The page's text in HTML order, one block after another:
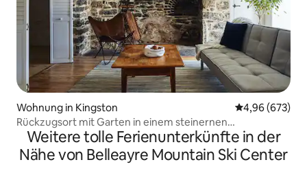
Wohnung in Kingston
4,96 (673)
Rückzugsort mit Garten in einem steinernen
Wahrzeichen aus dem Jahr 1735
Weitere tolle Ferienunterkünfte in der
Nähe von Belleayre Mountain Ski Center